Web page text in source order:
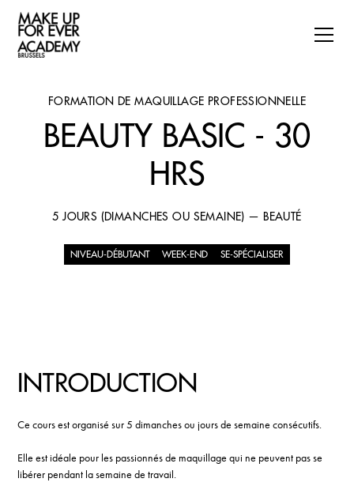
FORMATION DE MAQUILLAGE PROFESSIONNELLE
BEAUTY BASIC - 30
HRS
5 JOURS (DIMANCHES OU SEMAINE) — BEAUTÉ
NIVEAU-DÉBUTANT WEEK-END SE-SPÉCIALISER
INTRODUCTION
Ce cours est organisé sur 5 dimanches ou jours de semaine consécutifs.
Elle est idéale pour les passionnés de maquillage qui ne peuvent pas se
libérer pendant la semaine de travail.